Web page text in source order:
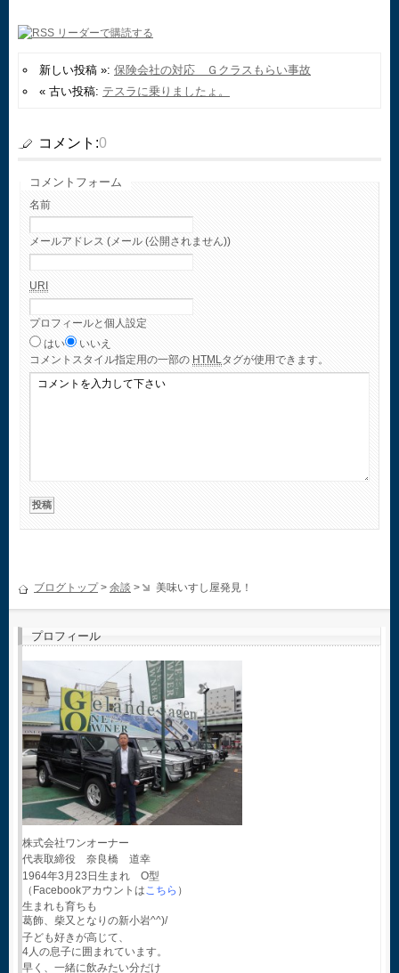
新しい投稿 »: 保険会社の対応 Ｇクラスもらい事故
« 古い投稿: テスラに乗りましたょ。
コメント:0
コメントフォーム
名前
メールアドレス (メール (公開されません))
URI
プロフィールと個人設定
はい
いいえ
コメント スタイル指定用の一部の HTMLタグが使用できます。
ブログトップ> 余談 > 美味いすし屋発見！
プロフィール
株式会社ワンオーナー
代表取締役 奈良橋 道幸
1964年3月23日生まれ O型
（Facebookアカウントはこちら ）
生まれも育ちも
葛飾、柴又となりの新小岩^^)/
子ども好きが高じて、
4人の息子に囲まれています。
早く、一緒に飲みたい分だけ